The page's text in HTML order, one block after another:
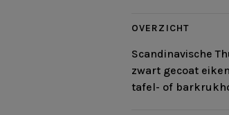
OVERZICHT
Scandinavische
zwart gecoat
tafel- of